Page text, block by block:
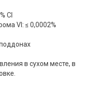
Cl
VI: ≤ 0,0002%
в сухом месте, в